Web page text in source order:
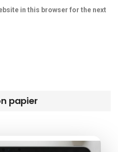
in this browser for the next
papier